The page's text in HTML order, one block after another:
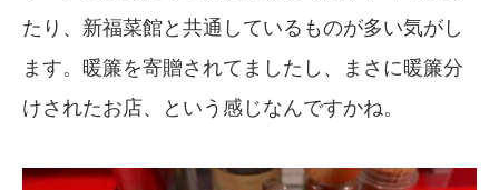
たり、新福菜館と共通しているものが多い気がし
ます。暖簾を寄贈されてましたし、まさに暖簾分
けされたお店、という感じなんですかね。